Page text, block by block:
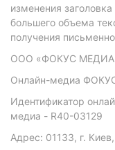
изменения
большего объема
получения
ООО «ФОКУС
Онлайн-медиа
Идентификатор
медиа - R40-03129
Адрес: 01133, г.